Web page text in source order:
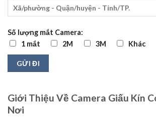
Số lượng mắt Camera:
1 mắt
2M 3M Khác
Giới Thiệu Về Camera Giấu Kín
Nơi